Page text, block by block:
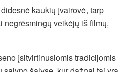
kaukių įvairovė, tarp
negrėsmingų veikėjų iš filmų,
įsitvirtinusiomis tradicijomis